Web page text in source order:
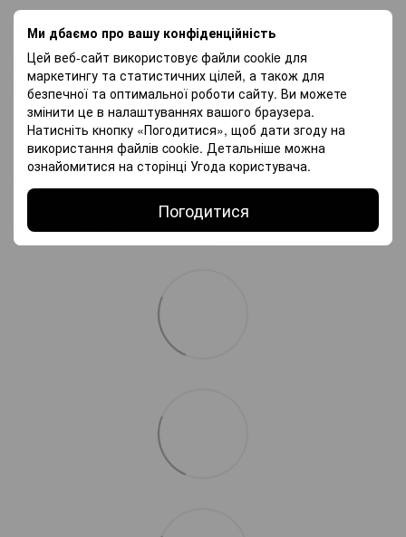
Ми дбаємо про вашу конфіденційність
Цей веб-сайт використовує файли cookie для
маркетингу та статистичних цілей, а також для
безпечної та оптимальної роботи сайту. Ви можете
змінити це в налаштуваннях вашого браузера.
Натисніть кнопку «Погодитися», щоб дати згоду на
використання файлів cookie. Детальніше можна
ознайомитися на сторінці Угода користувача.
Погодитися
Характеристики
Проба
585
Вага
3.3 г
Доставка Оплата Гарантія
«Нововю поштою» по Україні — за тарифами перевізника.
Більше інформації про доставку